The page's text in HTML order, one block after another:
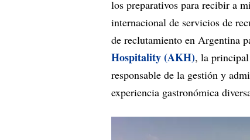
los preparativos para recibir a
internacional de servicios de
de reclutamiento en Argentina
Hospitality (AKH), la
responsable de la gestión y
experiencia gastronómica